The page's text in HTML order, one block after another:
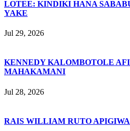
LOTEE: KINDIKI HANA
YAKE
Jul 29, 2026
KENNEDY KALOMBOTOLE
MAHAKAMANI
Jul 28, 2026
RAIS WILLIAM RUTO